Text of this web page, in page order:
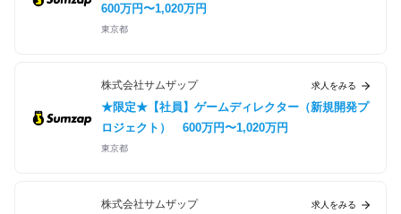
600万円〜1,020万円
東京都
株式会社サムザップ
★限定★【社員】ゲームディレクター（新規開発プ
ロジェクト）
600万円〜1,020万円
東京都
求人をみる
株式会社サムザップ 求人をみる